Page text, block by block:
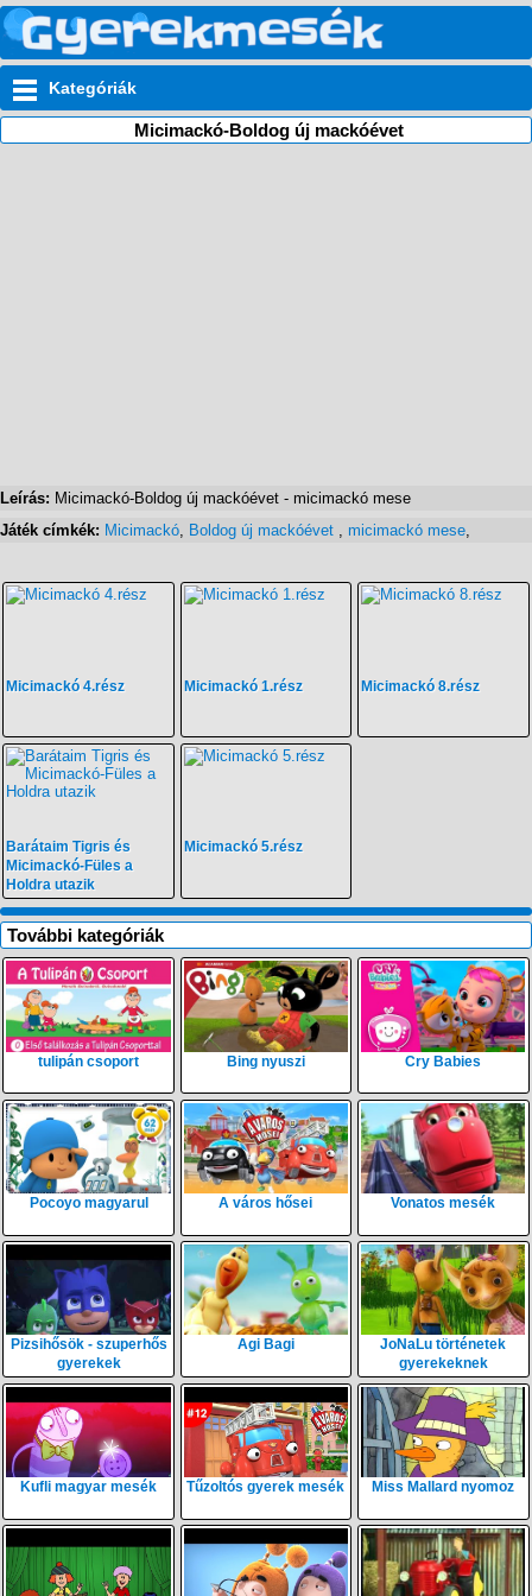
Kategóriák
Micimackó-Boldog új mackóévet
Leírás: Micimackó-Boldog új mackóévet - micimackó mese
Játék címkék: Micimackó, Boldog új mackóévet , micimackó mese,
Micimackó 4.rész Micimackó 1.rész Micimackó 8.rész
Barátaim Tigris és
Micimackó-Füles a
Holdra utazik
Micimackó 5.rész
További kategóriák
tulipán csoport Bing nyuszi Cry Babies
Pocoyo magyarul A város hősei Vonatos mesék
Pizsihősök - szuperhős
gyerekek
Agi Bagi
JoNaLu történetek
gyerekeknek
Kufli magyar mesék Tűzoltós gyerek mesék Miss Mallard nyomoz